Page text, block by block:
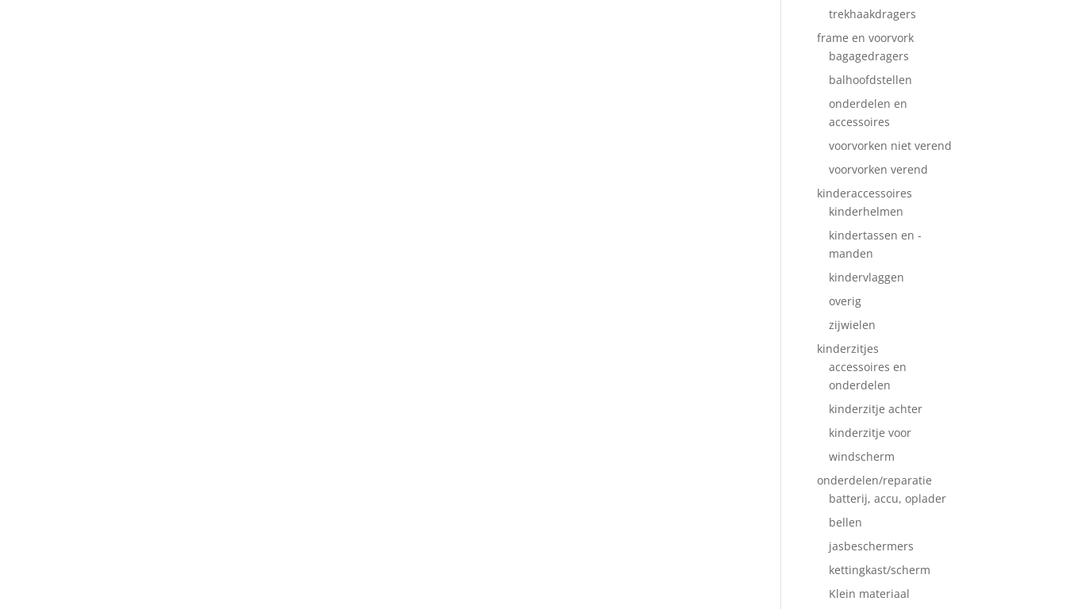
trekhaakdragers
frame en voorvork
bagagedragers
balhoofdstellen
onderdelen en
accessoires
voorvorken niet verend
voorvorken verend
kinderaccessoires
kinderhelmen
kindertassen en -
manden
kindervlaggen
overig
zijwielen
kinderzitjes
accessoires en
onderdelen
kinderzitje achter
kinderzitje voor
windscherm
onderdelen/reparatie
batterij, accu, oplader
bellen
jasbeschermers
kettingkast/scherm
Klein materiaal